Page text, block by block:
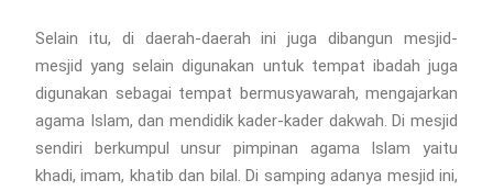
Selain itu, di daerah-daerah ini juga dibangun mesjid-
mesjid yang selain digunakan untuk tempat ibadah juga
digunakan sebagai tempat bermusyawarah, mengajarkan
agama Islam, dan mendidik kader-kader dakwah. Di mesjid
sendiri berkumpul unsur pimpinan agama Islam yaitu
khadi, imam, khatib dan bilal. Di samping adanya mesjid ini,